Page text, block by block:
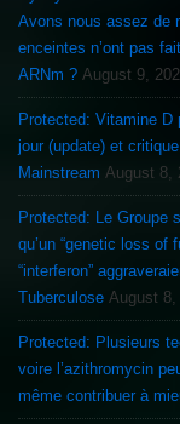
Avons nous assez de
enceintes n’ont pas
ARNm ? August 9,
Protected: Vitamine D
jour (update) et
Mainstream August 8,
Protected: Le Groupe
qu’un “genetic loss of
“interferon”
Tuberculose August 8,
Protected: Plusieurs
voire l’azithromycin
même contribuer à